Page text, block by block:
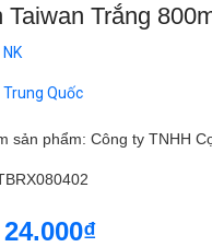
Taiwan Trắng
NK
Trung Quốc
sản phẩm: Công ty TNHH
24.000₫